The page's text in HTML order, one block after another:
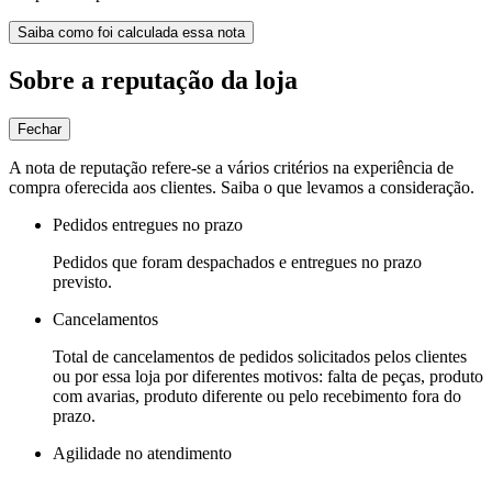
Saiba como foi calculada essa nota
Sobre a reputação da loja
Fechar
A nota de reputação refere-se a vários critérios na experiência de
compra oferecida aos clientes. Saiba o que levamos a consideração.
Pedidos entregues no prazo
Pedidos que foram despachados e entregues no prazo
previsto.
Cancelamentos
Total de cancelamentos de pedidos solicitados pelos clientes
ou por essa loja por diferentes motivos: falta de peças, produto
com avarias, produto diferente ou pelo recebimento fora do
prazo.
Agilidade no atendimento